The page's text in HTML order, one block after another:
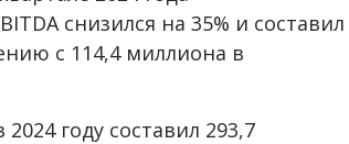
снизился на 35% и составил
с 114,4 миллиона в
году составил 293,7